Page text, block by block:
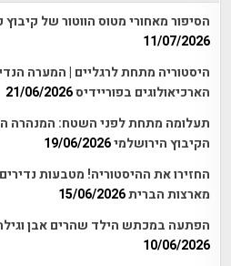
הסיפור מאחורי מטוס הווטור של
11/07/2026
היסטוריה מתחת לרגליים | המערה
הארכיאולוגים בפוריידיס21/06/2026
תעלומה מתחת לפני השטח: המנהרה
הקיבוץ הירושלמי19/06/2026
החזירו את ההיסטוריה! מטבעות
מארצות הברית15/06/2026
הפתעה במכתש הילד שהרים אבן וגילה
10/06/2026